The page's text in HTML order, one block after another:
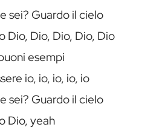
sei? Guardo il cielo
Dio, Dio, Dio, Dio, Dio
esempi
io, io, io, io, io
sei? Guardo il cielo
Dio, yeah